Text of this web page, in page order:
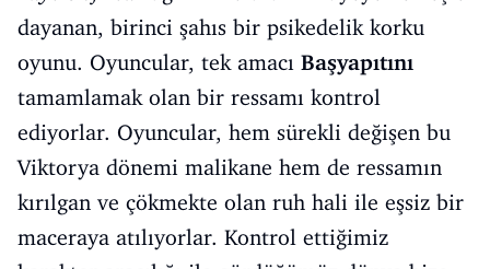
dayanan, birinci şahıs bir psikedelik korku
oyunu. Oyuncular, tek amacı Başyapıtını
tamamlamak olan bir ressamı kontrol
ediyorlar. Oyuncular, hem sürekli değişen bu
Viktorya dönemi malikane hem de ressamın
kırılgan ve çökmekte olan ruh hali ile eşsiz bir
maceraya atılıyorlar. Kontrol ettiğimiz